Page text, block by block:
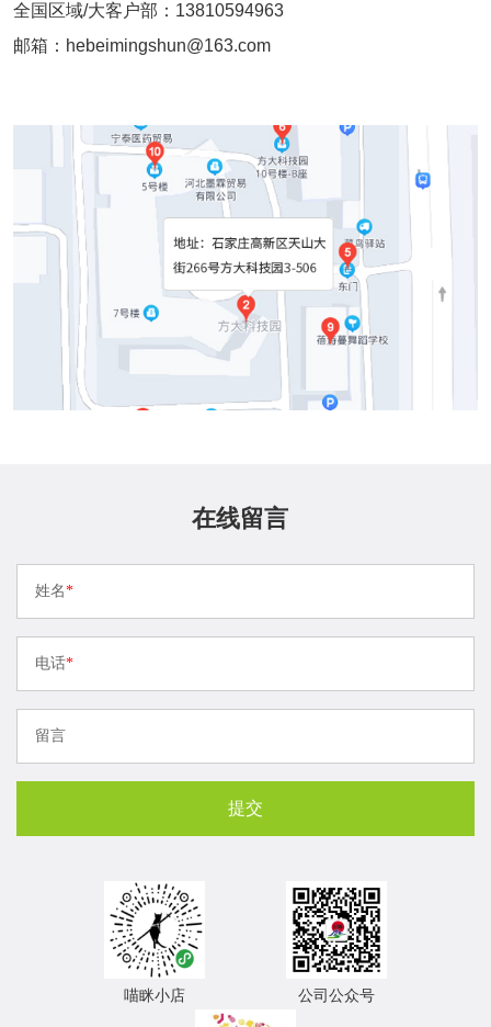
全国区域/大客户部：13810594963
邮箱：hebeimingshun@163.com
在线留言
姓名*
电话*
留言
喵眯小店 公司公众号